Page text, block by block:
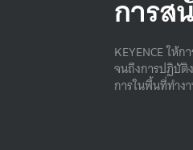
การ
KEYENCE ให้
จนถึงการปฏิบัติ
การในพื้นที่ทําง